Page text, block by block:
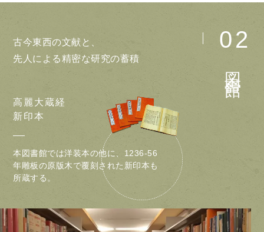
02
古今東西の文献と、
先人による精密な研究の蓄積
高麗大蔵経
新印本
本図書館では洋装本の他に、1236-56
年雕板の原版木で覆刻された新印本も
所蔵する。